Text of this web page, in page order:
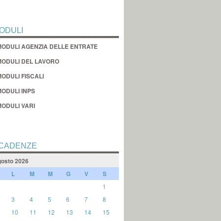
AGENZIA DELLE ENTRATE
DEL LAVORO
FISCALI
INPS
VARI
2026
L M M G V S
1
3 4 5 6 7
8
10 11 12 13 14
15